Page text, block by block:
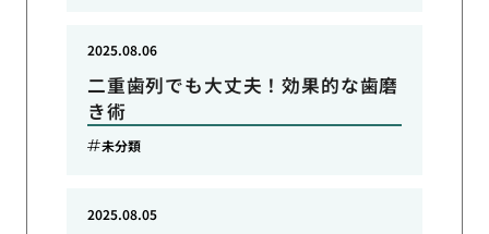
二重歯列でも大丈夫！効果的な歯磨
き術
2025.08.06
未分類
2025.08.05